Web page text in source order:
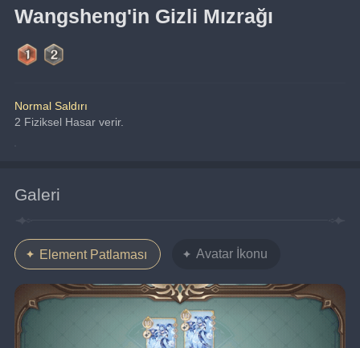
Wangsheng'in Gizli Mızrağı
Normal Saldırı
2 Fiziksel Hasar verir.
Galeri
Element Patlaması Avatar İkonu